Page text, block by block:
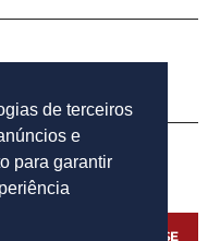
de terceiros
e
para garantir
Notícias.
INSCREVA - SE